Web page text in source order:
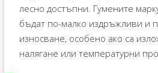
лесно достъпни. Гумените
бъдат по-малко издръжливи и
износване, особено ако са
налягане или температурни